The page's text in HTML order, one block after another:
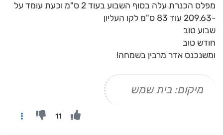
מפלס הכנרת עלה בסוף השבוע בעוד 2 ס"מ וכעת עומד על
-209.63 עוד 83 ס"מ לקו העליון
שבוע טוב
חודש טוב
ומשנכנס אדר מרבין בשמחה!
מיקום: בית שמש
11